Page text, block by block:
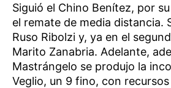
Siguió el Chino Benítez, por
el remate de media distancia.
Ruso Ribolzi y, ya en el
Marito Zanabria. Adelante,
Mastrángelo se produjo la
Veglio, un 9 fino, con